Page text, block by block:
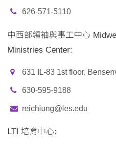
626-571-5110
中西部領袖與事工中心
Ministries Center:
631 IL-83 1st floor,
630-595-9188
reichiung@les.edu
LTI 培育中心: